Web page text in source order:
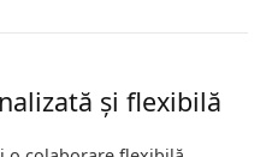
și flexibilă